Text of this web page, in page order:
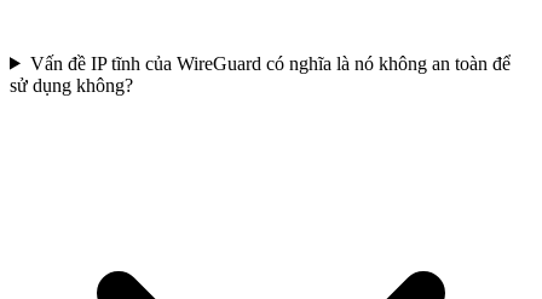
Vấn đề IP tĩnh của WireGuard có nghĩa là nó không an toàn để
sử dụng không?